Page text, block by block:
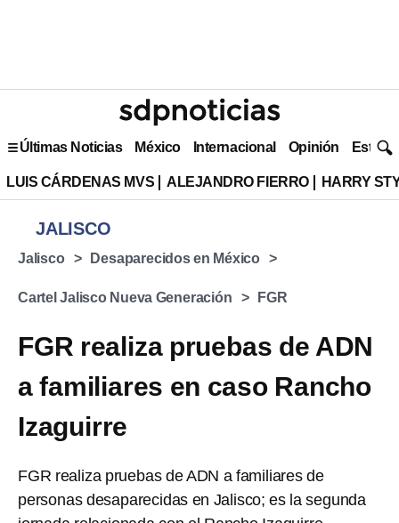
Últimas Noticias México Internacional Opinión Estilo
LUIS CÁRDENAS MVS ALEJANDRO FIERRO HARRY
JALISCO
Jalisco Desaparecidos en México
Cartel Jalisco Nueva Generación FGR
FGR realiza pruebas de ADN
a familiares en caso Rancho
Izaguirre
FGR realiza pruebas de ADN a familiares de
personas desaparecidas en Jalisco; es la segunda